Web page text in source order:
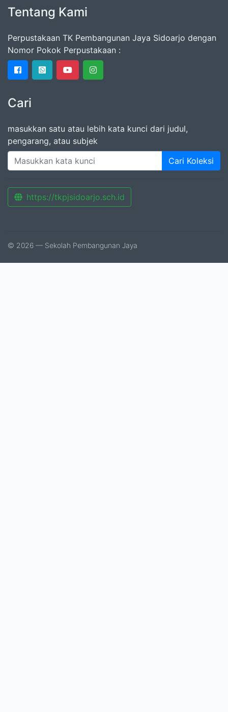
Tentang Kami
Perpustakaan TK Pembangunan Jaya Sidoarjo dengan
Nomor Pokok Perpustakaan :
Cari
masukkan satu atau lebih kata kunci dari judul,
pengarang, atau subjek
Cari Koleksi
https://tkpjsidoarjo.sch.id
© 2026 — Sekolah Pembangunan Jaya